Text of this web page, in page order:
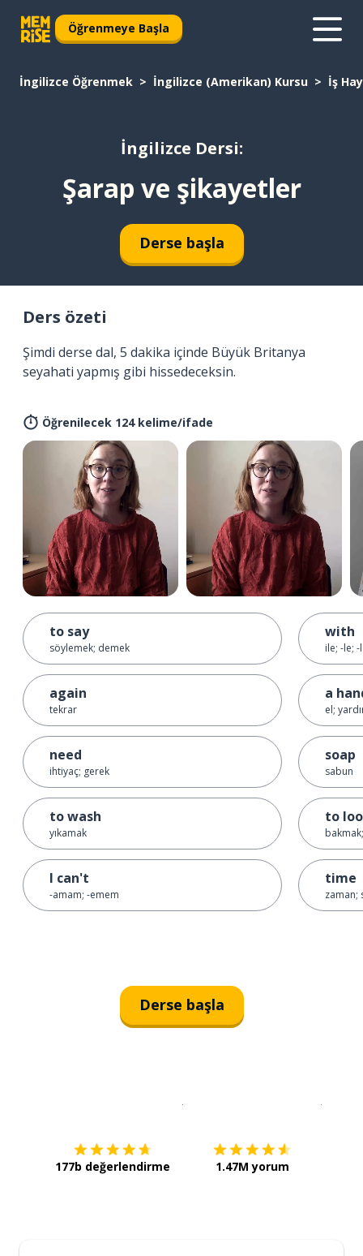
Öğrenmeye Başla
İngilizce Öğrenmek İngilizce (Amerikan) Kursu İş
İngilizce Dersi:
Şarap ve şikayetler
Derse başla
Ders özeti
Şimdi derse dal, 5 dakika içinde Büyük Britanya
seyahati yapmış gibi hissedeceksin.
Öğrenilecek 124 kelime/ifade
to say
söylemek; demek
again
tekrar
need
ihtiyaç; gerek
to wash
yıkamak
I can't
-amam; -emem
with
ile; -le; -
a
el;
soap
sabun
to
time
zaman;
Derse başla
177b değerlendirme 1.47M yorum